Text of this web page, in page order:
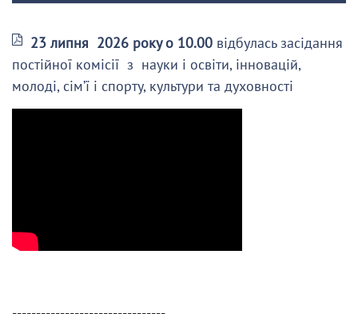
23 липня 2026 року о 10.00 відбулась засідання
постійної комісії з науки і освіти, інновацій,
молоді, сім’ї і спорту, культури та духовності